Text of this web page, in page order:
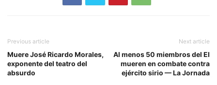
Previous article
Muere José Ricardo Morales,
exponente del teatro del
absurdo
Next article
Al menos 50 miembros del EI
mueren en combate contra
ejército sirio — La Jornada